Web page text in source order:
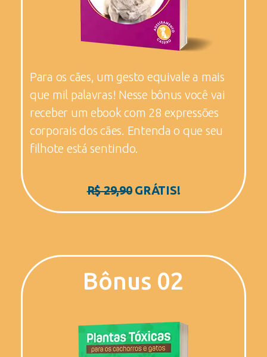
Para os cães, um gesto equivale a mais
que mil palavras! Nesse bônus você vai
receber um ebook com 28 expressões
corporais dos cães. Entenda o que seu
filhote está sentindo.
R$ 29,90GRÁTIS!
Bônus 02